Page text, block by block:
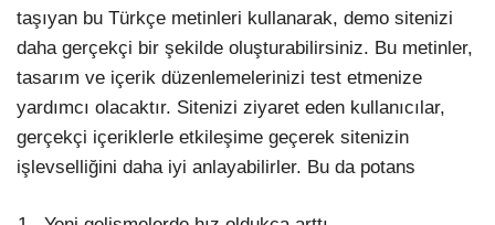
taşıyan bu Türkçe metinleri kullanarak, demo sitenizi
daha gerçekçi bir şekilde oluşturabilirsiniz. Bu metinler,
tasarım ve içerik düzenlemelerinizi test etmenize
yardımcı olacaktır. Sitenizi ziyaret eden kullanıcılar,
gerçekçi içeriklerle etkileşime geçerek sitenizin
işlevselliğini daha iyi anlayabilirler. Bu da potans